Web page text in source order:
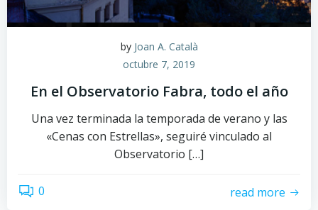
by Joan A. Català
octubre 7, 2019
En el Observatorio Fabra, todo el año
Una vez terminada la temporada de verano y las
«Cenas con Estrellas», seguiré vinculado al
Observatorio […]
0 read more